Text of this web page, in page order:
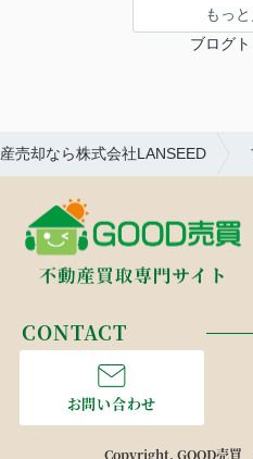
もっ
ブログ
売却なら株式会社LANSEED
CONTACT
お問い合わせ
Copyright. GOOD売